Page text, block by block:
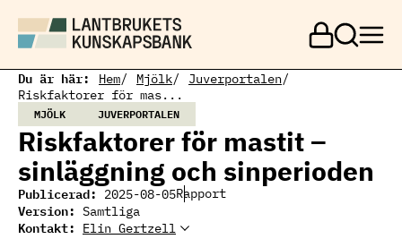
a
Du är här: Hem Mjölk
Juverportalen
Riskfaktorer för mas...
MJÖLK JUVERPORTALEN
Riskfaktorer för mastit –
sinläggning och sinperioden
Publicerad:2025-08-05Rapport
Version: Samtliga
Kontakt: Elin Gertzell
Elin Gertzell